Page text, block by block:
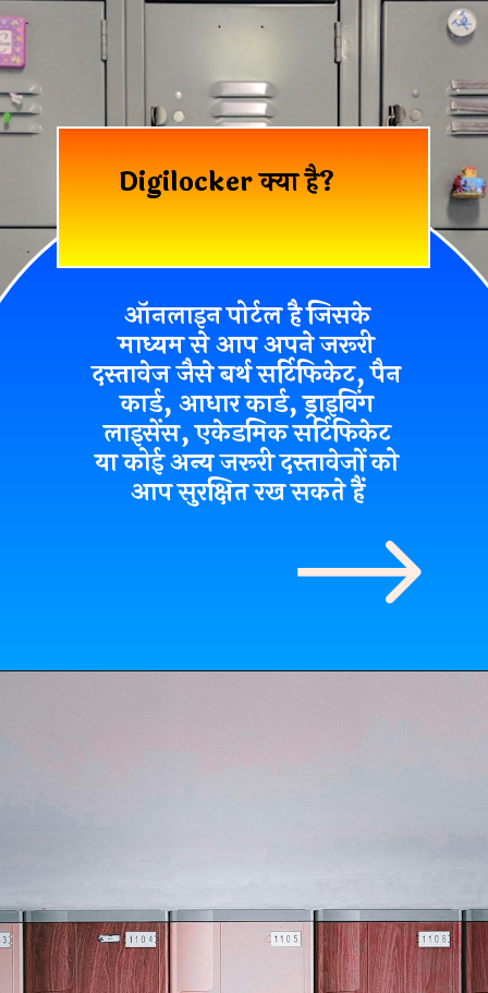
Digilocker क्या है?
ऑनलाइन पोर्टलहै जिसके
माध्यम से आप अपने जरूरी
दस्तावेज जैसे बर्थ सर्टिफिकेट, पैन
कार्ड, आधार कार्ड, ड्राइविंग
लाइसेंस, एकेडमिक सर्टिफिकेट
या कोई अन्य जरूरी दस्तावेजों को
आप सुरक्षित रख सकते हैं